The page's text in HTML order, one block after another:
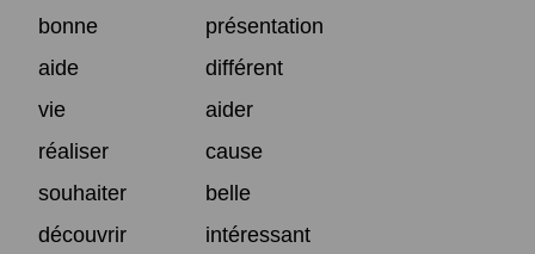
bonne
présentation
aide
différent
vie
aider
réaliser
cause
souhaiter
belle
découvrir
intéressant